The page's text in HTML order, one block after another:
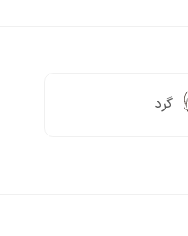
گرد